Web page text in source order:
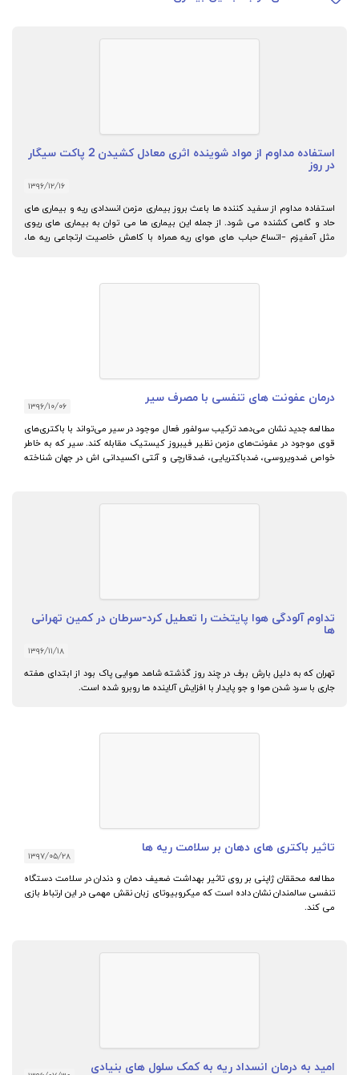
استفاده مداوم از مواد شوینده اثری معادل کشیدن 2 پاکت سیگار
۱۳۹۶/۱۲/۱۶
مداوم از سفید کننده ها باعث بروز بیماری مزمن انسدادی ریه و بیماری های
و گاهی کشنده می شود. از جمله این بیماری ها می توان به بیماری های ریوی
آمفیزم –اتساع حباب های هوای ریه همراه با کاهش خاصیت ارتجاعی ریه ها،
عفونت های تنفسی با مصرف سیر
۱۳۹۶/۱۰/۰۶
جدید نشان می‌دهد ترکیب سولفور فعال موجود در سیر می‌تواند با باکتری‌های
موجود در عفونت‌های مزمن نظیر فیبروز کیستیک مقابله کند. سیر که به خاطر
ضدویروسی، ضدباکتریایی، ضدقارچی و آنتی اکسیدانی اش در جهان شناخته
آلودگی هوا پایتخت را تعطیل کرد-سرطان در کمین تهرانی
۱۳۹۶/۱۱/۱۸
که به دلیل بارش برف در چند روز گذشته شاهد هوایی پاک بود از ابتدای هفته
با سرد شدن هوا و جو پایدار با افزایش آلاینده ها روبرو شده است.
باکتری های دهان بر سلامت ریه ها
۱۳۹۷/۰۵/۲۸
محققان ژاپنی بر روی تاثیر بهداشت ضعیف دهان و دندان در سلامت دستگاه
سالمندان نشان داده است که میکروبیوتای زبان نقش مهمی در این ارتباط بازی
کند.
به درمان انسداد ریه به کمک سلول های بنیادی